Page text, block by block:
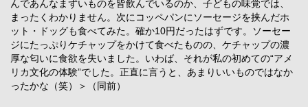
んであんなまずいものを皆飲んでいるのか、子どもの味覚では、
まったくわかりません。次にコッペパンにソーセージを挟んだホ
ット・ドッグも食べてみた。確か10円だったはずです。ソーセー
ジにたっぷりケチャップをかけて食べたものの、ケチャップの濃
厚な匂いに食欲を失いました。いわば、それが私の初めての“アメ
リカ文化の体験”でした。正直に言うと、あまりいいものではなか
ったかな（笑）＞（同前）